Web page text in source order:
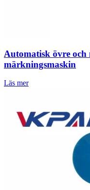
Automatisk övre och
märkningsmaskin
Läs mer